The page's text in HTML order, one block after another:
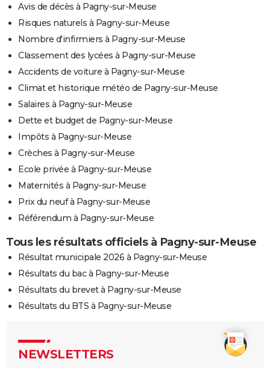
Avis de décès à Pagny-sur-Meuse
Risques naturels à Pagny-sur-Meuse
Nombre d'infirmiers à Pagny-sur-Meuse
Classement des lycées à Pagny-sur-Meuse
Accidents de voiture à Pagny-sur-Meuse
Climat et historique météo de Pagny-sur-Meuse
Salaires à Pagny-sur-Meuse
Dette et budget de Pagny-sur-Meuse
Impôts à Pagny-sur-Meuse
Crèches à Pagny-sur-Meuse
Ecole privée à Pagny-sur-Meuse
Maternités à Pagny-sur-Meuse
Prix du neuf à Pagny-sur-Meuse
Référendum à Pagny-sur-Meuse
Tous les résultats officiels à Pagny-sur-Meuse
Résultat municipale 2026 à Pagny-sur-Meuse
Résultats du bac à Pagny-sur-Meuse
Résultats du brevet à Pagny-sur-Meuse
Résultats du BTS à Pagny-sur-Meuse
NEWSLETTERS